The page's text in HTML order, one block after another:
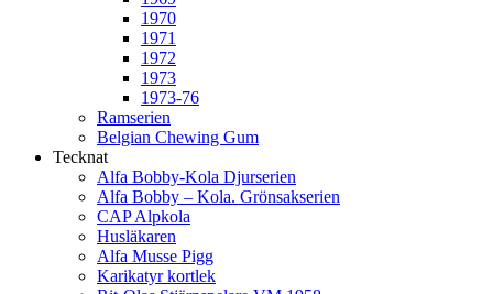
1970
1971
1972
1973
1973-76
Ramserien
Belgian Chewing Gum
Tecknat
Alfa Bobby-Kola Djurserien
Alfa Bobby – Kola. Grönsakserien
CAP Alpkola
Husläkaren
Alfa Musse Pigg
Karikatyr kortlek